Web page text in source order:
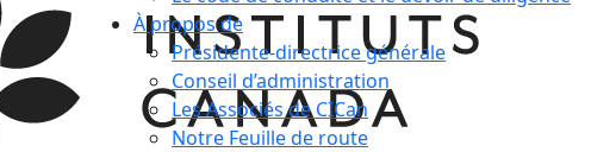
À propos de
Présidente-directrice générale
Conseil d’administration
Les Associés de CICan
Notre Feuille de route